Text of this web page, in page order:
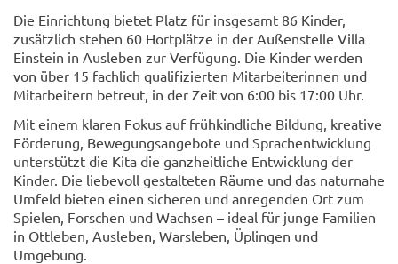
Die Einrichtung bietet Platz für insgesamt 86 Kinder,
zusätzlich stehen 60 Hortplätze in der Außenstelle Villa
Einstein in Ausleben zur Verfügung. Die Kinder werden
von über 15 fachlich qualifizierten Mitarbeiterinnen und
Mitarbeitern betreut, in der Zeit von 6:00 bis 17:00 Uhr.
Mit einem klaren Fokus auf frühkindliche Bildung, kreative
Förderung, Bewegungsangebote und Sprachentwicklung
unterstützt die Kita die ganzheitliche Entwicklung der
Kinder. Die liebevoll gestalteten Räume und das naturnahe
Umfeld bieten einen sicheren und anregenden Ort zum
Spielen, Forschen und Wachsen – ideal für junge Familien
in Ottleben, Ausleben, Warsleben, Üplingen und
Umgebung.